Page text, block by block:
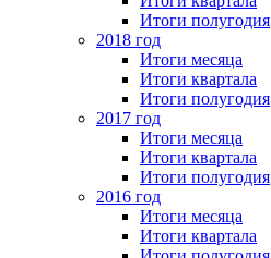
Итоги полугодия
2018 год
Итоги месяца
Итоги квартала
Итоги полугодия
2017 год
Итоги месяца
Итоги квартала
Итоги полугодия
2016 год
Итоги месяца
Итоги квартала